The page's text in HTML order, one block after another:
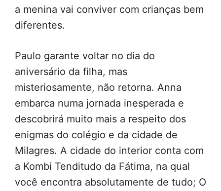
a menina vai conviver com crianças bem
diferentes.
Paulo garante voltar no dia do
aniversário da filha, mas
misteriosamente, não retorna. Anna
embarca numa jornada inesperada e
descobrirá muito mais a respeito dos
enigmas do colégio e da cidade de
Milagres. A cidade do interior conta com
a Kombi Tenditudo da Fátima, na qual
você encontra absolutamente de tudo; O